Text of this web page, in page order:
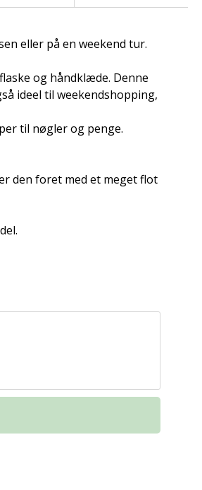
eller på en weekend tur.
og håndklæde. Denne
ideel til weekendshopping,
til nøgler og penge.
den foret med et meget flot